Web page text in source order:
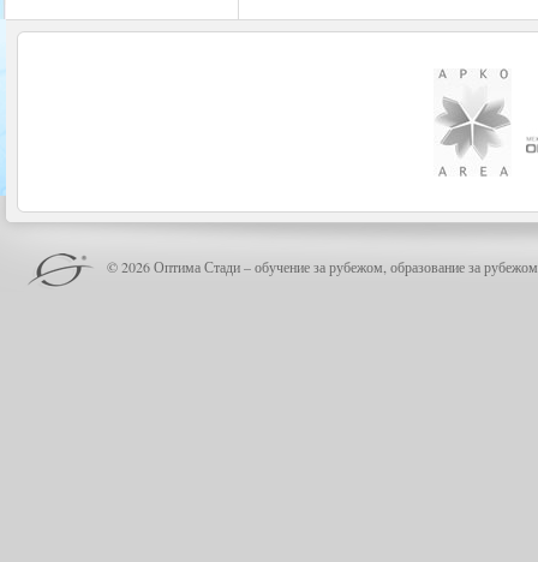
© 2026 Оптима Стади – обучение за рубежом, образование за